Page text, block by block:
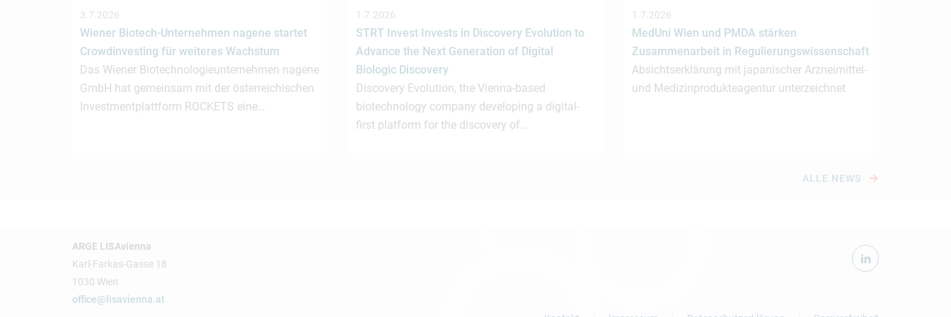
3.7.2026
Wiener Biotech-Unternehmen nagene startet
Crowdinvesting für weiteres Wachstum
Das Wiener Biotechnologieunternehmen nagene
GmbH hat gemeinsam mit der österreichischen
Investmentplattform ROCKETS eine…
1.7.2026
STRT Invest Invests in Discovery Evolution to
Advance the Next Generation of Digital
Biologic Discovery
Discovery Evolution, the Vienna-based
biotechnology company developing a digital-
first platform for the discovery of…
1.7.2026
MedUni Wien und PMDA stärken
Zusammenarbeit in Regulierungswissenschaft
Absichtserklärung mit japanischer Arzneimittel-
und Medizinprodukteagentur unterzeichnet
ALLE NEWS
ARGE LISAvienna
Karl-Farkas-Gasse 18
1030 Wien
office@lisavienna.at